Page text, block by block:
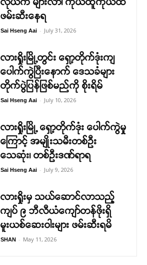
လုယက် များလာ၊ ကိုယ်ထူကိုယ်ထ
ဖမ်းဆီးနေရ
Sai Hseng Aai - July 31, 2026
လားရှိုးမြို့တွင်း ရှော့တိုက်ဒုံးကျ
ပေါက်ကွဲပြီးနောက် ဒေသခံများ
တိုက်ပွဲပြန်ဖြစ်မည်ကို စိုးရိမ်
Sai Hseng Aai - July 10, 2026
လားရှိုးမြို့ ရှော့တိုက်ဒုံး ပေါက်ကွဲမှု
ကြောင့် အမျိုးသမီးတစ်ဦး
သေဆုံး၊ တစ်ဦးဒဏ်ရာရ
Sai Hseng Aai - July 9, 2026
လားရှိုးမှ သယ်ဆောင်လာသည့်
ကျပ် ၉ ဘီလီယံကျော်တန်ဖိုးရှိ
မူးယစ်ဆေးဝါးများ ဖမ်းဆီးရမိ
SHAN - May 11, 2026